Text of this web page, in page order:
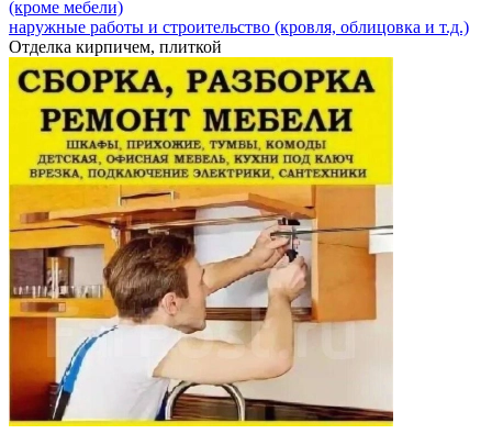
(кроме мебели)
наружные работы и строительство (кровля, облицовка и т.д.)
Отделка кирпичем, плиткой